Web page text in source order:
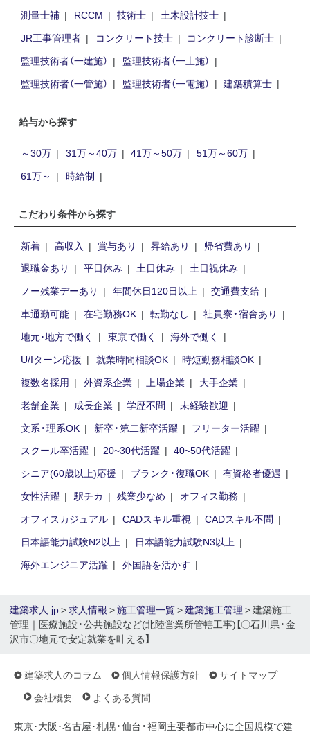
測量士補
RCCM 技術士
土木設計技士
JR工事管理者
コンクリート技士
コンクリート診断士
監理技術者（一建施）
監理技術者（一土施）
監理技術者（一管施）
監理技術者（一電施） 建築積算士
給与から探す
～30万 31万～40万 41万～50万
51万～60万
61万～
時給制
こだわり条件から探す
新着 高収入 賞与あり 昇給あり
帰省費あり
退職金あり
平日休み 土日休み
土日祝休み
ノー残業デーあり
年間休日120日以上
交通費支給
車通勤可能
在宅勤務OK 転勤なし
社員寮・宿舍あり
地元･地方で働く
東京で働く
海外で働く
U/Iターン応援
就業時間相談OK
時短勤務相談OK
複数名採用
外資系企業 上場企業
大手企業
老舗企業
成長企業 学歴不問
未経験歓迎
文系・理系OK
新卒・第二新卒活躍
フリーター活躍
スクール卒活躍
20~30代活躍
40~50代活躍
シニア(60歳以上)応援
ブランク・復職OK
有資格者優遇
女性活躍
駅チカ 残業少なめ
オフィス勤務
オフィスカジュアル
CADスキル重視
CADスキル不問
日本語能力試験N2以上
日本語能力試験N3以上
海外エンジニア活躍
外国語を活かす
建築求人.jp>求人情報 >施工管理一覧>建築施工管理 > 建築施工
管理｜医療施設・公共施設など(北陸営業所管轄工事)【〇石川県・金
沢市〇地元で安定就業を叶える】
建築求人のコラム 個人情報保護方針
サイトマップ
会社概要
よくある質問
東京･大阪･名古屋･札幌・仙台・福岡主要都市中心に全国規模で建